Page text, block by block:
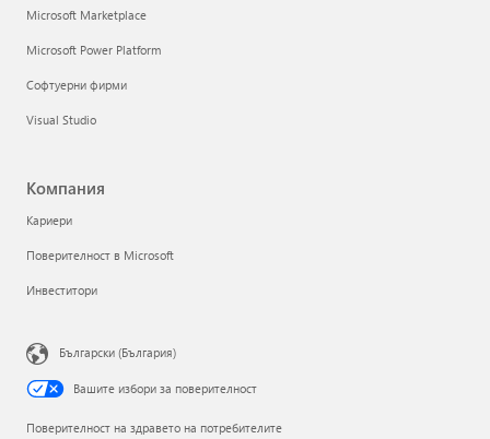
Microsoft Marketplace
Microsoft Power Platform
Софтуерни фирми
Visual Studio
Компания
Кариери
Поверителност в Microsoft
Инвеститори
Български (България)
Вашите избори за поверителност
Поверителност на здравето на потребителите